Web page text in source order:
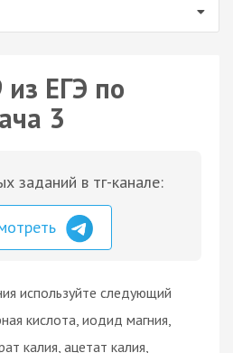
ЕГЭ по
3
заданий в тг-канале:
используйте следующий
кислота, иодид магния,
калия, ацетат калия,